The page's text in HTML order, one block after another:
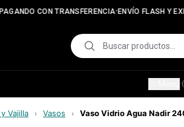
CON TRANSFERENCIA•ENVÍO FLASH Y
Vajilla › Vasos › Vaso Vidrio Agua Nadir